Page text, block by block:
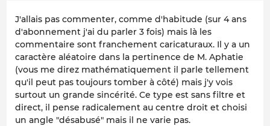
J'allais pas commenter, comme d'habitude (sur 4 ans
d'abonnement j'ai du parler 3 fois) mais là les
commentaire sont franchement caricaturaux. Il y a un
caractère aléatoire dans la pertinence de M. Aphatie
(vous me direz mathématiquement il parle tellement
qu'il peut pas toujours tomber à côté) mais j'y vois
surtout un grande sincérité. Ce type est sans filtre et
direct, il pense radicalement au centre droit et choisi
un angle "désabusé" mais il ne varie pas.